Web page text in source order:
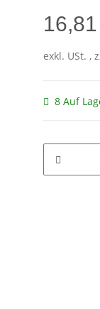
exkl. USt. ,
8 Auf